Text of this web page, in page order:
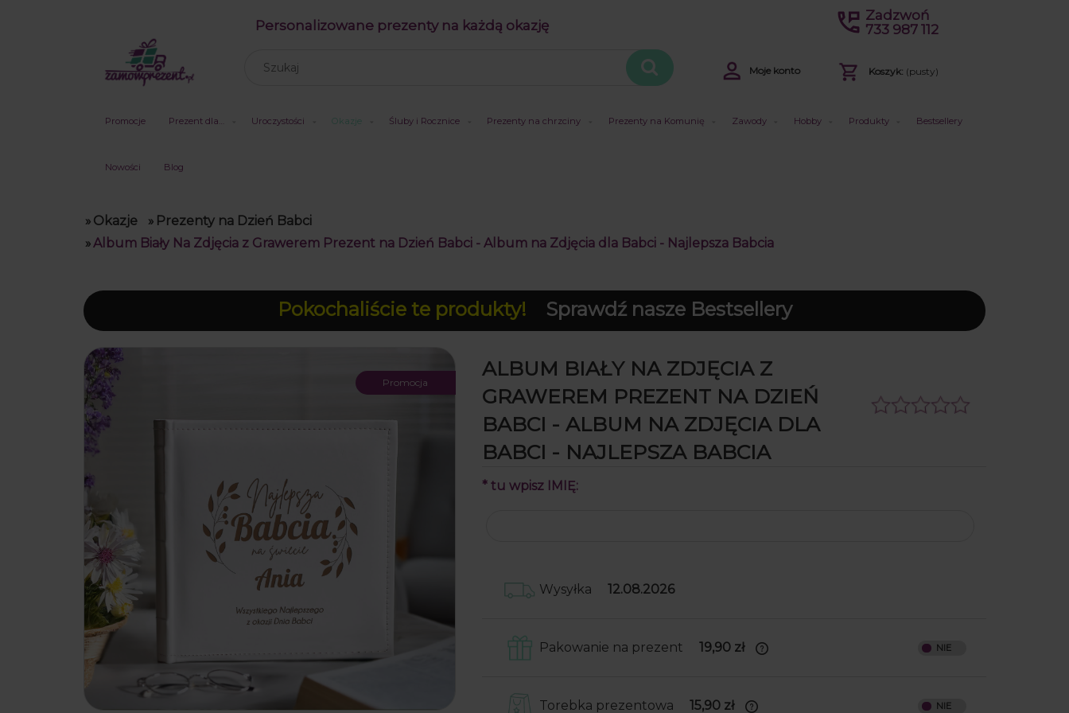
Personalizowane prezenty na każdą okazję
Zadzwoń
733 987 112
Koszyk: (pusty)
Moje konto
Promocje Prezent dla… Uroczystości Okazje Śluby i Rocznice Prezenty na chrzciny Prezenty na Komunię Zawody Hobby Produkty Bestsellery
Nowości Blog
» Okazje » Prezenty na Dzień Babci
»Album Biały Na Zdjęcia z Grawerem Prezent na Dzień Babci - Album na Zdjęcia dla Babci - Najlepsza Babcia
Pokochaliście te produkty! Sprawdź nasze Bestsellery
Promocja
ALBUM BIAŁY NA ZDJĘCIA Z
GRAWEREM PREZENT NA DZIEŃ
BABCI - ALBUM NA ZDJĘCIA DLA
BABCI - NAJLEPSZA BABCIA
* tu wpisz IMIĘ:
Wysyłka 12.08.2026
Pakowanie na prezent 19,90 zł
następnie wkładamy je do
Torebka prezentowa 15,90 zł